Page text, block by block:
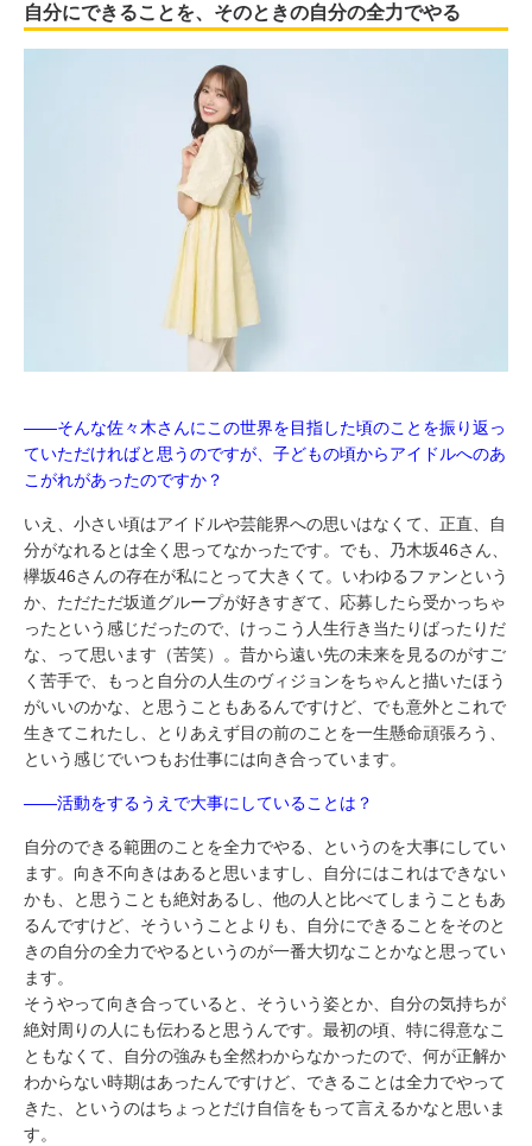
自分にできることを、そのときの自分の全力でやる
――そんな佐々木さんにこの世界を目指した頃のことを振り返っ
ていただければと思うのですが、子どもの頃からアイドルへのあ
こがれがあったのですか？
いえ、小さい頃はアイドルや芸能界への思いはなくて、正直、自
分がなれるとは全く思ってなかったです。でも、乃木坂46さん、
欅坂46さんの存在が私にとって大きくて。いわゆるファンという
か、ただただ坂道グループが好きすぎて、応募したら受かっちゃ
ったという感じだったので、けっこう人生行き当たりばったりだ
な、って思います（苦笑）。昔から遠い先の未来を見るのがすご
く苦手で、もっと自分の人生のヴィジョンをちゃんと描いたほう
がいいのかな、と思うこともあるんですけど、でも意外とこれで
生きてこれたし、とりあえず目の前のことを一生懸命頑張ろう、
という感じでいつもお仕事には向き合っています。
――活動をするうえで大事にしていることは？
自分のできる範囲のことを全力でやる、というのを大事にしてい
ます。向き不向きはあると思いますし、自分にはこれはできない
かも、と思うことも絶対あるし、他の人と比べてしまうこともあ
るんですけど、そういうことよりも、自分にできることをそのと
きの自分の全力でやるというのが一番大切なことかなと思ってい
ます。
そうやって向き合っていると、そういう姿とか、自分の気持ちが
絶対周りの人にも伝わると思うんです。最初の頃、特に得意なこ
ともなくて、自分の強みも全然わからなかったので、何が正解か
わからない時期はあったんですけど、できることは全力でやって
きた、というのはちょっとだけ自信をもって言えるかなと思いま
す。